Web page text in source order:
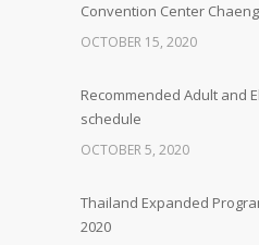
Convention Center
OCTOBER 15, 2020
Recommended Adult and
schedule
OCTOBER 5, 2020
Thailand Expanded
2020